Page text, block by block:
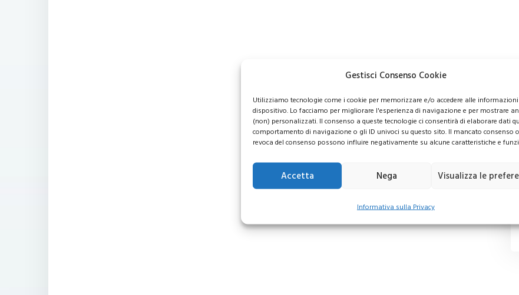
Gestisci Consenso Cookie
Utilizziamo tecnologie come i cookie per memorizzare e/o accedere alle informazioni
dispositivo. Lo facciamo per migliorare l'esperienza di navigazione e per mostrare
(non) personalizzati. Il consenso a queste tecnologie ci consentirà di elaborare dati
comportamento di navigazione o gli ID univoci su questo sito. Il mancato consenso
revoca del consenso possono influire negativamente su alcune caratteristiche e
Accetta Nega Visualizza le
Informativa sulla Privacy